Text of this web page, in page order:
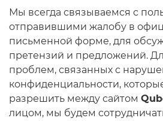
Мы всегда связываемся с
отправившими жалобу в
письменной форме, для
претензий и предложений.
проблем, связанных с
конфиденциальности,
разрешить между сайтом
лицом, мы будем